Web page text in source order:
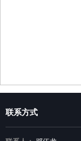
联系方式